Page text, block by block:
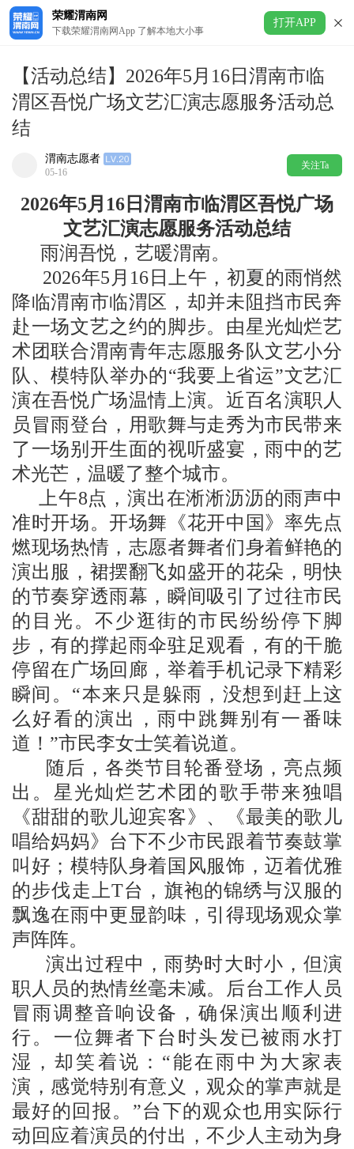
荣耀渭南网
下载荣耀渭南网App 了解本地大小事
打开APP
【活动总结】2026年5月16日渭南市临
渭区吾悦广场文艺汇演志愿服务活动总
结
渭南志愿者
05-16
关注Ta
2026年5月16日渭南市临渭区吾悦广场
文艺汇演志愿服务活动总结
雨润吾悦，艺暖渭南。
2026年5月16日上午，初夏的雨悄然
降临渭南市临渭区，却并未阻挡市民奔
赴一场文艺之约的脚步。由星光灿烂艺
术团联合渭南青年志愿服务队文艺小分
队、模特队举办的“我要上省运”文艺汇
演在吾悦广场温情上演。近百名演职人
员冒雨登台，用歌舞与走秀为市民带来
了一场别开生面的视听盛宴，雨中的艺
术光芒，温暖了整个城市。
上午8点，演出在淅淅沥沥的雨声中
准时开场。开场舞《花开中国》率先点
燃现场热情，志愿者舞者们身着鲜艳的
演出服，裙摆翻飞如盛开的花朵，明快
的节奏穿透雨幕，瞬间吸引了过往市民
的目光。不少逛街的市民纷纷停下脚
步，有的撑起雨伞驻足观看，有的干脆
停留在广场回廊，举着手机记录下精彩
瞬间。“本来只是躲雨，没想到赶上这
么好看的演出，雨中跳舞别有一番味
道！”市民李女士笑着说道。
随后，各类节目轮番登场，亮点频
出。星光灿烂艺术团的歌手带来独唱
《甜甜的歌儿迎宾客》、《最美的歌儿
唱给妈妈》台下不少市民跟着节奏鼓掌
叫好；模特队身着国风服饰，迈着优雅
的步伐走上T台，旗袍的锦绣与汉服的
飘逸在雨中更显韵味，引得现场观众掌
声阵阵。
演出过程中，雨势时大时小，但演
职人员的热情丝毫未减。后台工作人员
冒雨调整音响设备，确保演出顺利进
行。一位舞者下台时头发已被雨水打
湿，却笑着说：“能在雨中为大家表
演，感觉特别有意义，观众的掌声就是
最好的回报。”台下的观众也用实际行
动回应着演员的付出，不少人主动为身